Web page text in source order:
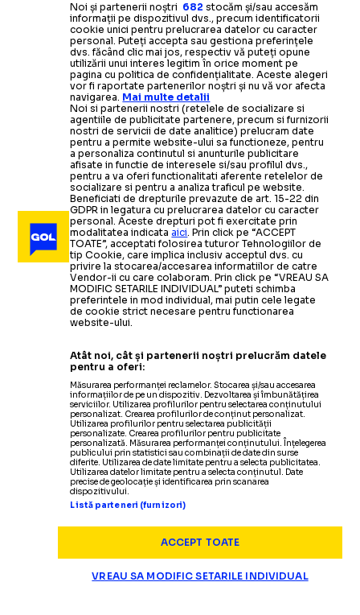
Noi și partenerii noștri 682 stocăm și/sau accesăm
informații pe dispozitivul dvs., precum identificatorii
cookie unici pentru prelucrarea datelor cu caracter
personal. Puteți accepta sau gestiona preferințele
dvs. făcând clic mai jos, respectiv vă puteți opune
utilizării unui interes legitim în orice moment pe
pagina cu politica de confidențialitate. Aceste alegeri
vor fi raportate partenerilor noștri și nu vă vor afecta
navigarea. Mai multe detalii
Noi si partenerii nostri (retelele de socializare si
agentiile de publicitate partenere, precum si furnizorii
nostri de servicii de date analitice) prelucram date
pentru a permite website-ului sa functioneze, pentru
a personaliza continutul si anunturile publicitare
afisate in functie de interesele si/sau profilul dvs.,
pentru a va oferi functionalitati aferente retelelor de
socializare si pentru a analiza traficul pe website.
Beneficiati de drepturile prevazute de art. 15-22 din
GDPR in legatura cu prelucrarea datelor cu caracter
personal. Aceste drepturi pot fi exercitate prin
modalitatea indicataaici. Prin click pe “ACCEPT
TOATE”, acceptati folosirea tuturor Tehnologiilor de
tip Cookie, care implica inclusiv acceptul dvs. cu
privire la stocarea/accesarea informatiilor de catre
Vendor-ii cu care colaboram. Prin click pe “VREAU SA
MODIFIC SETARILE INDIVIDUAL” puteti schimba
preferintele in mod individual, mai putin cele legate
de cookie strict necesare pentru functionarea
website-ului.
Atât noi, cât și partenerii noștri prelucrăm datele
pentru a oferi:
Măsurarea performanței reclamelor. Stocarea și/sau accesarea
informațiilor de pe un dispozitiv. Dezvoltarea și îmbunătățirea
serviciilor. Utilizarea profilurilor pentru selectarea conținutului
personalizat. Crearea profilurilor de conținut personalizat.
Utilizarea profilurilor pentru selectarea publicității
personalizate. Crearea profilurilor pentru publicitate
personalizată. Măsurarea performanței conținutului. Înțelegerea
publicului prin statistici sau combinații de date din surse
diferite. Utilizarea de date limitate pentru a selecta publicitatea.
Utilizarea datelor limitate pentru a selecta conținutul. Date
precise de geolocație și identificarea prin scanarea
dispozitivului.
Listă parteneri (furnizori)
ACCEPT TOATE
VREAU SA MODIFIC SETARILE INDIVIDUAL